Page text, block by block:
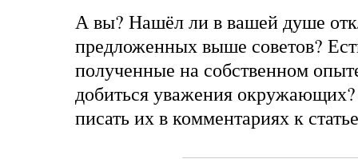
А вы? Нашёл ли в вашей душе
предложенных выше советов?
полученные на собственном
добиться уважения окружающих?
писать их в комментариях к